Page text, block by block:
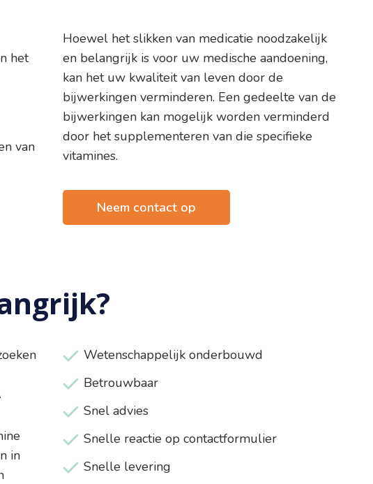
het
van
Hoewel het slikken van medicatie noodzakelijk
en belangrijk is voor uw medische aandoening,
kan het uw kwaliteit van leven door de
bijwerkingen verminderen. Een gedeelte van de
bijwerkingen kan mogelijk worden verminderd
door het supplementeren van die specifieke
vitamines.
Neem contact op
in
Wetenschappelijk onderbouwd
Betrouwbaar
Snel advies
Snelle reactie op contactformulier
Snelle levering